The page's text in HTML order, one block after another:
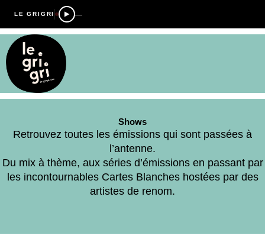
LE GRIGRI —
Shows
Retrouvez toutes les émissions qui sont passées à
l’antenne.
Du mix à thème, aux séries d’émissions en passant par
les incontournables Cartes Blanches hostées par des
artistes de renom.